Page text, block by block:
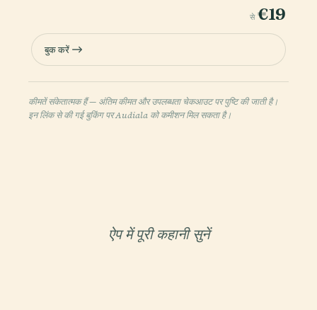
से €19
बुक करें
कीमतें संकेतात्मक हैं — अंतिम कीमत और उपलब्धता चेकआउट पर पुष्टि की जाती है।
इन लिंक से की गई बुकिंग पर Audiala को कमीशन मिल सकता है।
ऐप में पूरी कहानी सुनें